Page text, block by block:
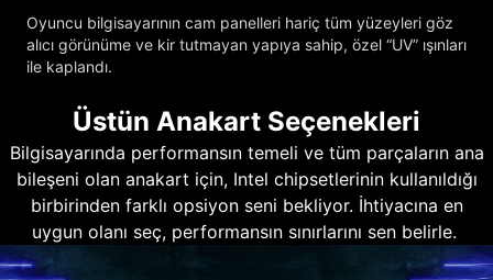
Oyuncu bilgisayarının cam panelleri hariç tüm yüzeyleri göz
alıcı görünüme ve kir tutmayan yapıya sahip, özel “UV” ışınları
ile kaplandı.
Üstün Anakart Seçenekleri
Bilgisayarında performansın temeli ve tüm parçaların ana
bileşeni olan anakart için, Intel chipsetlerinin kullanıldığı
birbirinden farklı opsiyon seni bekliyor. İhtiyacına en
uygun olanı seç, performansın sınırlarını sen belirle.